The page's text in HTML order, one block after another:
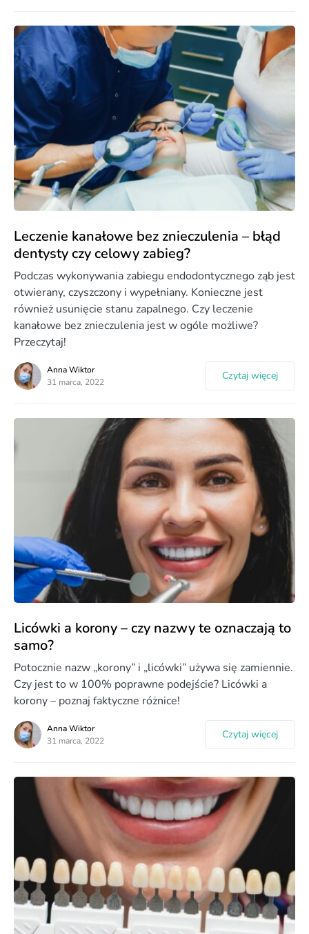
Leczenie kanałowe bez znieczulenia – błąd
dentysty czy celowy zabieg?
Podczas wykonywania zabiegu endodontycznego ząb jest
otwierany, czyszczony i wypełniany. Konieczne jest
również usunięcie stanu zapalnego. Czy leczenie
kanałowe bez znieczulenia jest w ogóle możliwe?
Przeczytaj!
Anna Wiktor
31 marca, 2022
Czytaj więcej
Licówki a korony – czy nazwy te oznaczają to
samo?
Potocznie nazw „korony” i „licówki” używa się zamiennie.
Czy jest to w 100% poprawne podejście? Licówki a
korony – poznaj faktyczne różnice!
Anna Wiktor
31 marca, 2022
Czytaj więcej